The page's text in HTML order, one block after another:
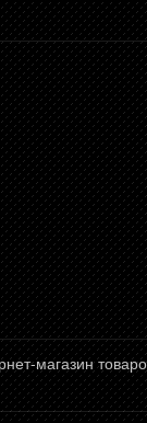
магазин